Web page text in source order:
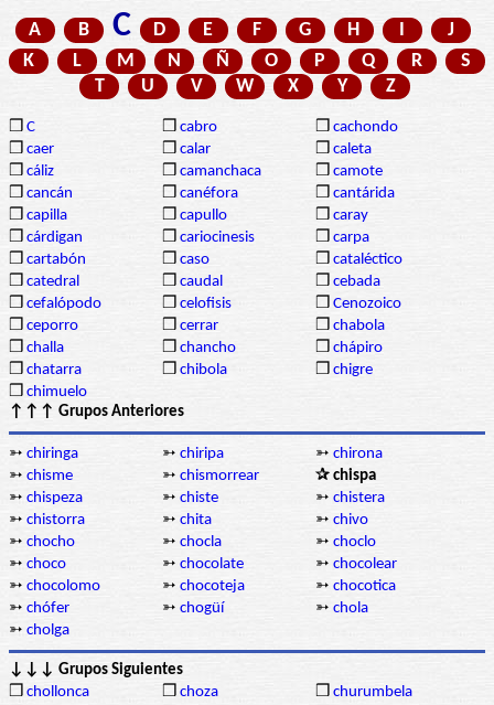
A B C D E F G H I
J
K
L M N Ñ O P Q R
S
T
U V W X Y Z
❒ C ❒ cabro ❒ cachondo
❒ caer ❒ calar ❒ caleta
❒ cáliz ❒ camanchaca ❒ camote
❒ cancán ❒ canéfora ❒ cantárida
❒ capilla ❒ capullo ❒ caray
❒ cárdigan ❒ cariocinesis ❒ carpa
❒ cartabón ❒ caso ❒ cataléctico
❒ catedral ❒ caudal ❒ cebada
❒ cefalópodo ❒ celofisis ❒ Cenozoico
❒ ceporro ❒ cerrar ❒ chabola
❒ challa ❒ chancho ❒ chápiro
❒ chatarra ❒ chibola ❒ chigre
❒ chimuelo
↑↑↑ Grupos Anteriores
➳ chiringa ➳ chiripa ➳ chirona
➳ chisme ➳ chismorrear
✰ chispa
➳ chispeza ➳ chiste ➳ chistera
➳ chistorra ➳ chita ➳ chivo
➳ chocho ➳ chocla ➳ choclo
➳ choco ➳ chocolate ➳ chocolear
➳ chocolomo ➳ chocoteja ➳ chocotica
➳ chófer ➳ chogüí ➳ chola
➳ cholga
↓↓↓ Grupos Siguientes
❒ chollonca ❒ choza ❒ churumbela